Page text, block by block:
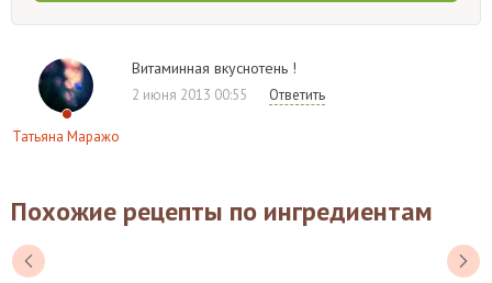
Татьяна Маражо
Витаминная вкуснотень !
2 июня 2013 00:55 Ответить
Похожие рецепты по ингредиентам